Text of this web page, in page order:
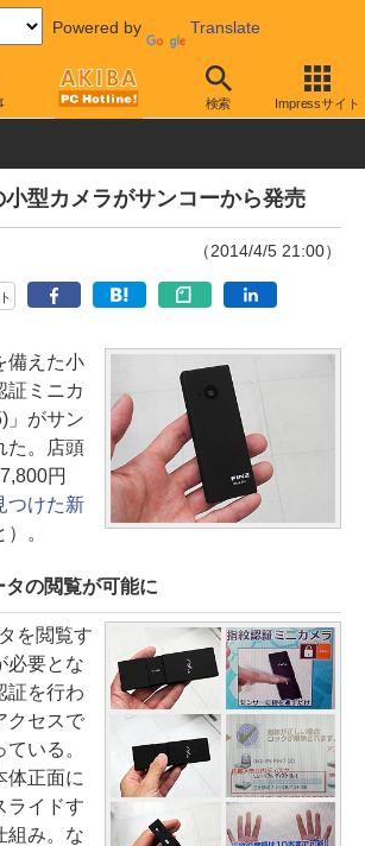
Powered by Translate
検索 Impressサイト
バイル 小型カメラ・レコーダー 小型カメ
型カメラがサンコーから発売
（2014/4/5 21:00）
備えた小
証ミニカ
」がサン
た。店頭
円
つけた新
。
の閲覧が可能に
を閲覧す
必要とな
証を行わ
クセスで
いる。
体正面に
ライドす
組み。な